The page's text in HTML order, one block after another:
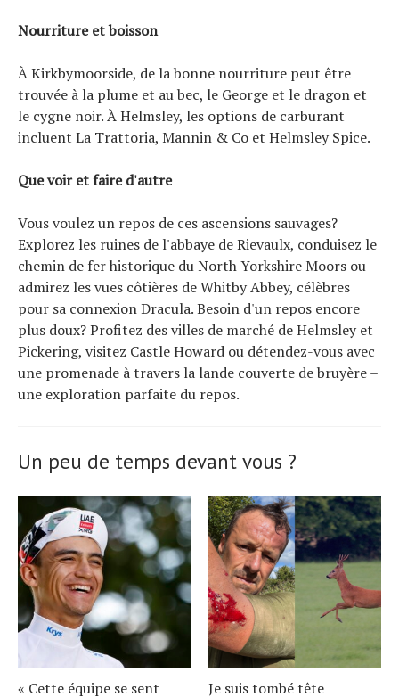
Nourriture et boisson
À Kirkbymoorside, de la bonne nourriture peut être
trouvée à la plume et au bec, le George et le dragon et
le cygne noir. À Helmsley, les options de carburant
incluent La Trattoria, Mannin & Co et Helmsley Spice.
Que voir et faire d'autre
Vous voulez un repos de ces ascensions sauvages?
Explorez les ruines de l'abbaye de Rievaulx, conduisez le
chemin de fer historique du North Yorkshire Moors ou
admirez les vues côtières de Whitby Abbey, célèbres
pour sa connexion Dracula. Besoin d'un repos encore
plus doux? Profitez des villes de marché de Helmsley et
Pickering, visitez Castle Howard ou détendez-vous avec
une promenade à travers la lande couverte de bruyère –
une exploration parfaite du repos.
Un peu de temps devant vous ?
« Cette équipe se sent
Je suis tombé tête